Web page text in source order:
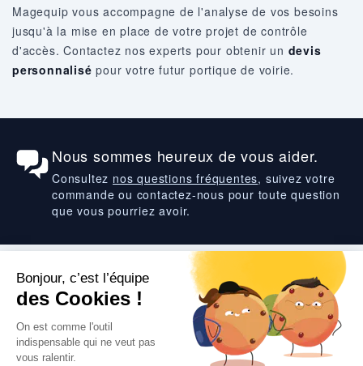
Magequip vous accompagne de l'analyse de vos besoins
jusqu'à la mise en place de votre projet de contrôle
d'accès. Contactez nos experts pour obtenir un devis
personnalisé pour votre futur portique de voirie.
Nous sommes heureux de vous aider.
Consultez nos questions fréquentes, suivez votre
commande ou contactez-nous pour toute question
que vous pourriez avoir.
Suivez-nous